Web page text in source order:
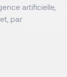
artificielle,
par